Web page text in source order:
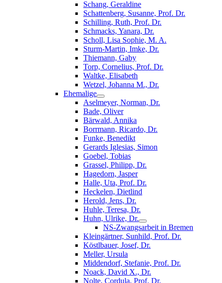
Schang, Geraldine
Schattenberg, Susanne, Prof. Dr.
Schilling, Ruth, Prof. Dr.
Schmacks, Yanara, Dr.
Scholl, Lisa Sophie, M. A.
Sturm-Martin, Imke, Dr.
Thiemann, Gaby
Torp, Cornelius, Prof. Dr.
Waltke, Elisabeth
Wetzel, Johanna M., Dr.
Ehemalige
Aselmeyer, Norman, Dr.
Bade, Oliver
Bärwald, Annika
Borrmann, Ricardo, Dr.
Funke, Benedikt
Gerards Iglesias, Simon
Goebel, Tobias
Grassel, Philipp, Dr.
Hagedorn, Jasper
Halle, Uta, Prof. Dr.
Heckelen, Dietlind
Herold, Jens, Dr.
Huhle, Teresa, Dr.
Huhn, Ulrike, Dr.
NS-Zwangsarbeit in Bremen
Kleingärtner, Sunhild, Prof. Dr.
Köstlbauer, Josef, Dr.
Meller, Ursula
Middendorf, Stefanie, Prof. Dr.
Noack, David X., Dr.
Nolte, Cordula, Prof. Dr.